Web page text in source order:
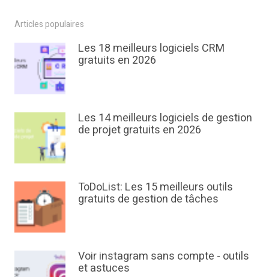
Articles populaires
Les 18 meilleurs logiciels CRM
gratuits en 2026
Les 14 meilleurs logiciels de gestion
de projet gratuits en 2026
ToDoList: Les 15 meilleurs outils
gratuits de gestion de tâches
Voir instagram sans compte - outils
et astuces